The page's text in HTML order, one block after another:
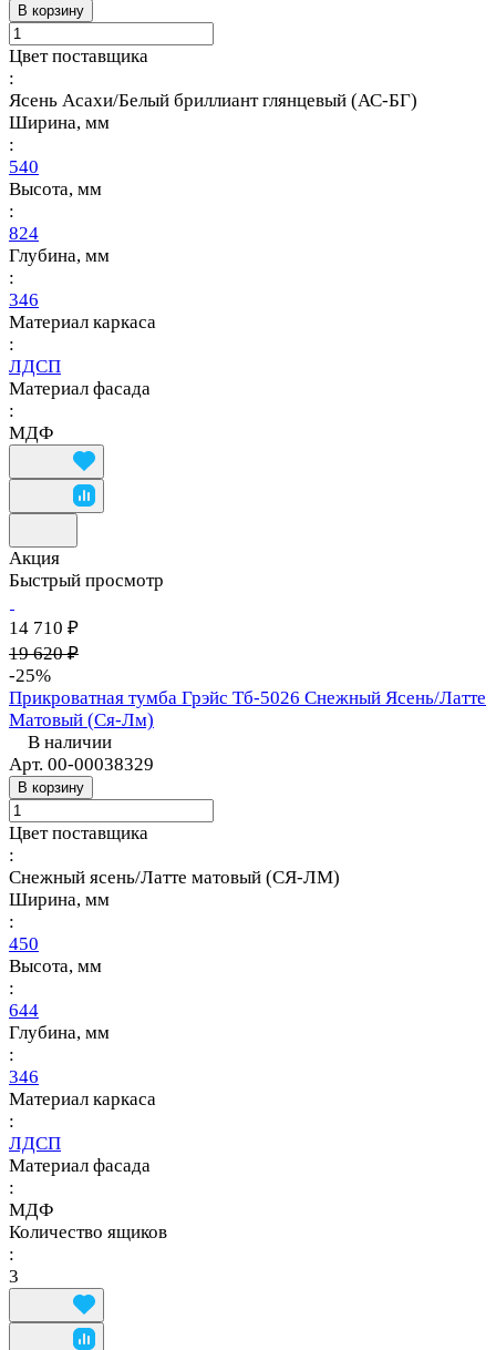
В корзину
Цвет поставщика
:
Ясень Асахи/Белый бриллиант глянцевый (АС-БГ)
Ширина, мм
:
540
Высота, мм
:
824
Глубина, мм
:
346
Материал каркаса
:
ЛДСП
Материал фасада
:
МДФ
Акция
Быстрый просмотр
14 710 ₽
19 620 ₽
-25%
Прикроватная тумба Грэйс Тб-5026 Снежный Ясень/Латте
Матовый (Ся-Лм)
В наличии
Арт. 00-00038329
В корзину
Цвет поставщика
:
Снежный ясень/Латте матовый (СЯ-ЛМ)
Ширина, мм
:
450
Высота, мм
:
644
Глубина, мм
:
346
Материал каркаса
:
ЛДСП
Материал фасада
:
МДФ
Количество ящиков
:
3